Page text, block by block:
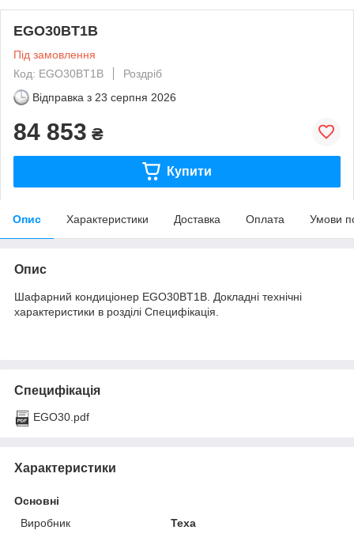
EGO30BT1B
Під замовлення
Код: EGO30BT1B
Роздріб
Відправка з 23 серпня 2026
84 853 ₴
Купити
Опис Характеристики Доставка Оплата Умови
Опис
Шафарний кондиціонер EGO30BT1B. Докладні технічні
характеристики в розділі Специфікація.
Специфікація
EGO30.pdf
Характеристики
Основні
Виробник
Texa